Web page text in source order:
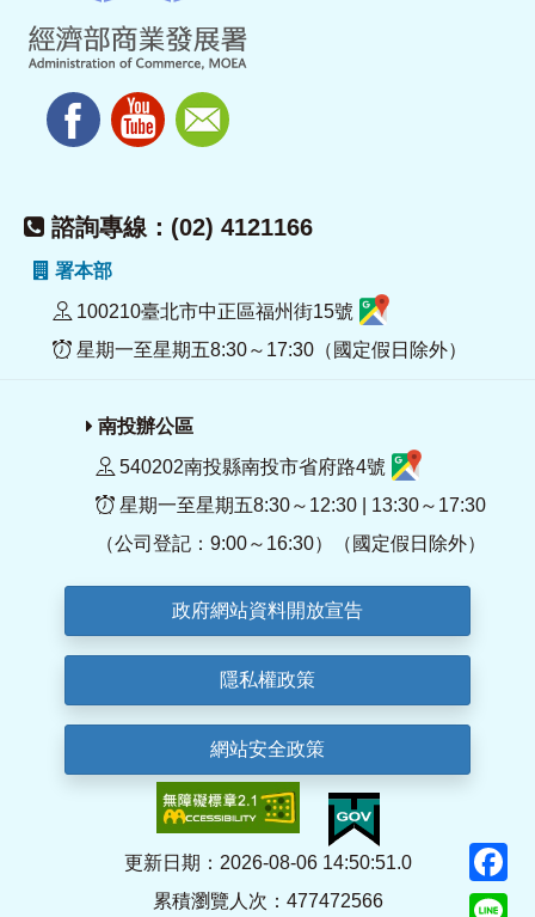
諮詢專線：(02) 4121166
署本部
100210臺北市中正區福州街15號
星期一至星期五8:30～17:30（國定假日除外）
南投辦公區
540202南投縣南投市省府路4號
星期一至星期五8:30～12:30 | 13:30～17:30
（公司登記：9:00～16:30）（國定假日除外）
政府網站資料開放宣告
隱私權政策
網站安全政策
更新日期：2026-08-06 14:50:51.0
累積瀏覽人次：477472566